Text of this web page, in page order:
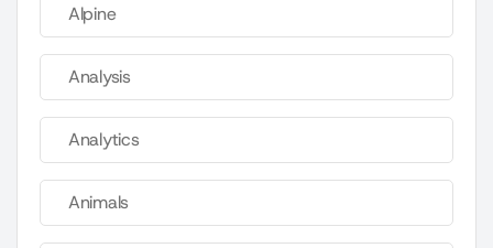
Alpine
Analysis
Analytics
Animals